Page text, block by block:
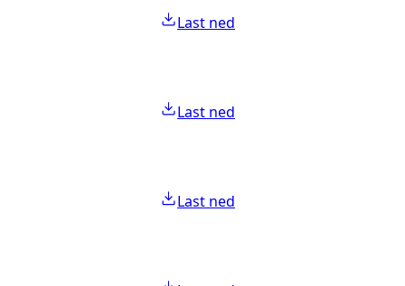
Last ned
Last ned
Last ned